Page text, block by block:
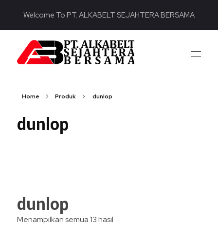
Welcome To PT. ALKABELT SEJAHTERA BERSAMA
Home Produk dunlop
dunlop
dunlop
Menampilkan semua 13 hasil